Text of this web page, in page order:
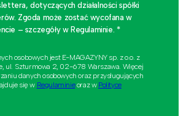
dotyczących działalności spółki
Zgoda może zostać wycofana w
– szczegóły w Regulaminie. *
osobowych jest E-MAGAZYNY sp. z o.o. z
ul. Szturmowa 2, 02-678 Warszawa. Więcej
danych osobowych oraz przysługujących
się w Regulaminieoraz w Polityce